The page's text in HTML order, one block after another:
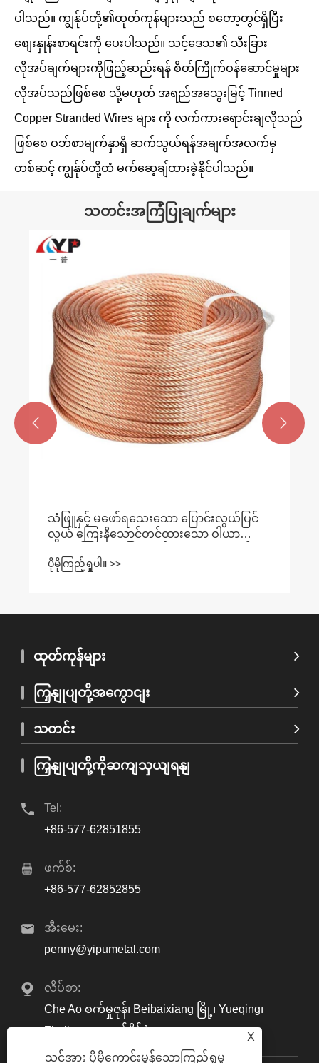
ပါသည်။ ကျွန်ုပ်တို့၏ထုတ်ကုန်များသည် စတော့တွင်ရှိပြီး
စျေးနှုန်းစာရင်းကို ပေးပါသည်။ သင့်ဒေသ၏ သီးခြား
လိုအပ်ချက်များကိုဖြည့်ဆည်းရန် စိတ်ကြိုက်ဝန်ဆောင်မှုများ
လိုအပ်သည်ဖြစ်စေ သို့မဟုတ် အရည်အသွေးမြင့် Tinned
Copper Stranded Wires များ ကို လက်ကားရောင်းချလိုသည်
ဖြစ်စေ ဝဘ်စာမျက်နှာရှိ ဆက်သွယ်ရန်အချက်အလက်မှ
တစ်ဆင့် ကျွန်ုပ်တို့ထံ မက်ဆေ့ချ်ထားခဲ့နိုင်ပါသည်။
သတင်းအကြံပြုချက်များ
သံဖြူနှင့် မဖော်ရသေးသော ပြောင်းလွယ်ပြင်
လွယ် ကြေးနီသောင်တင်ထားသော ဝါယာကြိုး
နည်း။
ပိုမိုကြည့်ရှုပါ။ >>
 
ထုတ်ကုန်များ
ကြှနျုပျတို့အကွောငျး
သတင်း
ကြှနျုပျတို့ကိုဆကျသှယျရနျ
Tel:
+86-577-62851855
ဖက်စ်:
+86-577-62852855
အီးမေး:
penny@yipumetal.com
လိပ်စာ:
Che Ao စက်မှုဇုန်၊ Beibaixiang မြို့၊ Yueqing၊
Zhejiang၊ တရုတ်နိုင်ငံ
X
သင့်အား ပိုမိုကောင်းမွန်သောကြည့်ရှုမှု